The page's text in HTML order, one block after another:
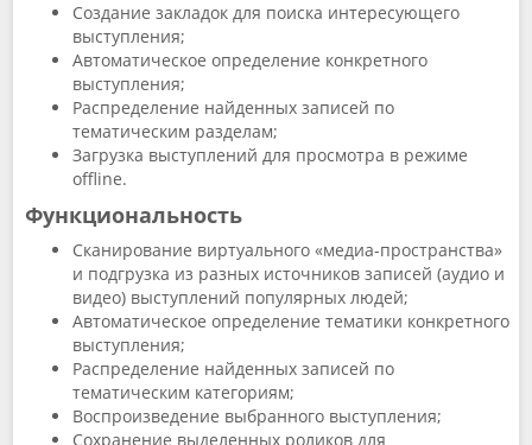
Создание закладок для поиска интересующего
выступления;
Автоматическое определение конкретного
выступления;
Распределение найденных записей по
тематическим разделам;
Загрузка выступлений для просмотра в режиме
offline.
Функциональность
Сканирование виртуального «медиа-пространства»
и подгрузка из разных источников записей (аудио и
видео) выступлений популярных людей;
Автоматическое определение тематики конкретного
выступления;
Распределение найденных записей по
тематическим категориям;
Воспроизведение выбранного выступления;
Сохранение выделенных роликов для